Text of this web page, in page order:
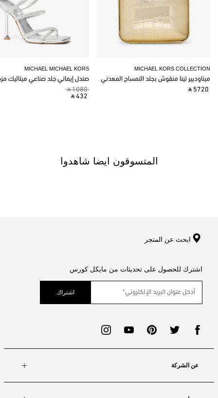
MICHAEL MICHAEL KORS
صندل إيماني جلد صناعي ميتاليك
‎ ⃁ 1080 ‎
‎ ⃁ 432 ‎
MICHAEL KORS COLLECTION
ميناوديير تينا منقوش بجلد التمساح المعدني
‎ ⃁ 5720 ‎
المتسوقون ايضا شاهدوا
ابحث عن المتجر
اشترك للحصول على تحديثات من مايكل كورس
اشتراك
عن الشركة